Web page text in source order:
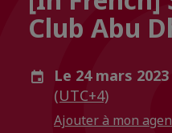
Club Abu
Le 24 mars
(UTC+4)
Ajouter à mon